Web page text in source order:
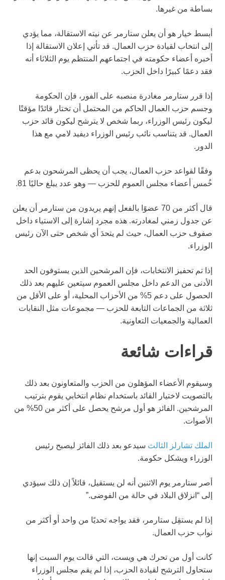
بساطة من غيرها.
أبسط خيار هو أن يعلن ستارمر عن نيته الاستقالة، مما يؤدي
إلى انتخاب لقيادة حزب العمال. قد تأتي إعلان الاستقالة إذا
أخبره أعضاء حكومته في اجتماعهم المنتظم يوم الثلاثاء أنه
فقد دعمًا كبيرًا داخل الحزب.
إذا قرر ستارمر مغادرة منصبه على الفور، فإن الحكومة
وجسم حزب العمال الحاكم من المحتمل أن تختار قائدًا مؤقتًا
ليكون رئيس الوزراء، ربما شخص لا يترشح ليكون قائد حزب
العمال. قد يتناسب نائب رئيس الوزراء ديفيد لامي مع هذا
الدور.
وفقًا لقواعد حزب العمال، يجب أن يحظى المرشحون بدعم
خُمس أعضاء مجلس العموم للحزب — وهو عدد يبلغ حاليًا 81.
قال أكثر من 70 عضوًا بالفعل إنهم يريدون من ستارمر أن يعلن
عن جدول زمني لمغادرته. هذه مجرد إشارة إلى الاستياء داخل
صفوف حزب العمال، حيث لم يتحدَ أي شخص حتى الآن رئيس
الوزراء.
إذا تم تحفيز الانتخابات، فإن المرشحين الذين يستوفون الحد
الأدنى من الدعم داخل مجلس العموم سيتعين عليهم بعد ذلك
الحصول على دعم 5% من الأحزاب المحلية، أو على الأقل من
ثلاثة من الجماعات التابعة للحزب — مجموعات مثل النقابات
العمالية والجمعيات التعاونية.
قراءات شائعة
وسيقوم الأعضاء المؤهلون من الحزب والمتعاونون بعد ذلك
بالتصويت لاختيار القائد باستخدام نظام انتخابي يقوم بترتيب
المرشحين. الفائز هو أول مرشح يحصل على أكثر من 50% من
الأصوات.
الملك تشارلز الثالث سيدعو بعد ذلك الفائز ليصبح رئيس
الوزراء ويشكل حكومة.
أصر ستارمر يوم الاثنين أنه لن يستقيل، قائلاً إن ذلك سيؤدي
إلى “انزلاق البلاد في حالة من الفوضى.”
إذا لم يستقِل ستارمر، فقد يواجه تحديًا من واحد أو أكثر من
نواب حزب العمال.
كانت أول من تحرك هي ويست، التي قالت يوم السبت إنها
ستحاول الترشح لقيادة الحزب، إذا لم يقم مجلس الوزراء